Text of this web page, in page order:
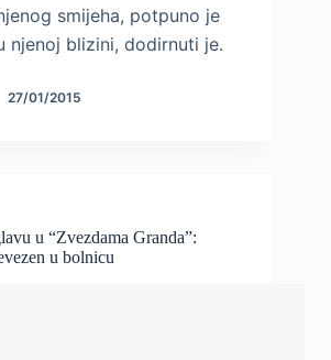
smijeha, potpuno je
njenoj blizini, dodirnuti je.
27/01/2015
u “Zvezdama Granda”:
u bolnicu